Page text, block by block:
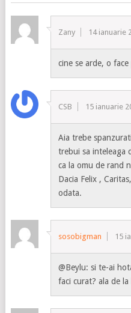
Zany 14 ianuarie
cine se arde, o
CSB 15 ianuarie
Aia trebe
trebui sa inteleaga
ca la omu de rand
Dacia Felix ,
odata.
sosobigman 15
@Beylu: si te-ai
faci curat? ala de la